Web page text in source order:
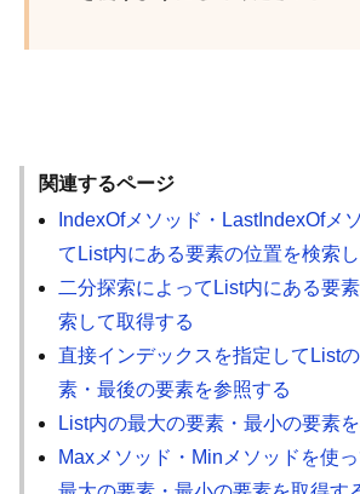
関連するページ
IndexOfメソッド・LastIndexOfメ
てList内にある要素の位置を検索
二分探索によってList内にある要
索して取得する
直接インデックスを指定してList
素・最後の要素を参照する
List内の最大の要素・最小の要素
Maxメソッド・Minメソッドを使